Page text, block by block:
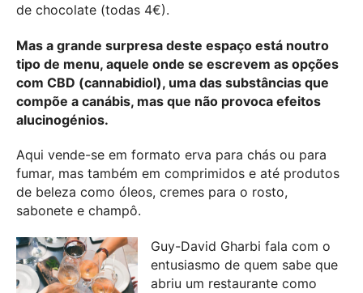
de chocolate (todas 4€).
Mas a grande surpresa deste espaço está noutro
tipo de menu, aquele onde se escrevem as opções
com CBD (cannabidiol), uma das substâncias que
compõe a canábis, mas que não provoca efeitos
alucinogénios.
Aqui vende-se em formato erva para chás ou para
fumar, mas também em comprimidos e até produtos
de beleza como óleos, cremes para o rosto,
sabonete e champô.
Guy-David Gharbi fala com o
entusiasmo de quem sabe que
abriu um restaurante como